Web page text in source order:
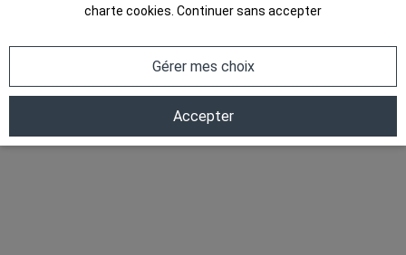
charte cookies Continuer sans accepter
Gérer mes choix
Accepter